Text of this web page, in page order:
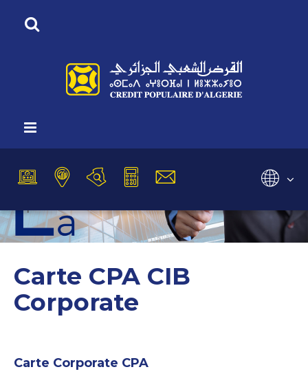
Vous êtes ici :
Carte CPA CIB
Corporate
Carte Corporate CPA